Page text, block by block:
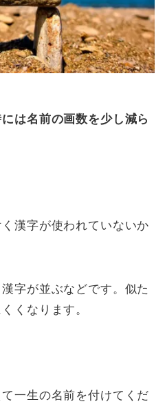
は名前の画数を少し減ら
漢字が使われていないか
字が並ぶなどです。似た
くなります。
一生の名前を付けてくだ